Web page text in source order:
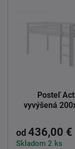
Posteľ
vyvýšená
od 436,00 €
Skladom 2 ks